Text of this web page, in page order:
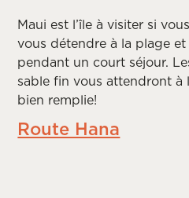
Maui est l’île à visiter si
vous détendre à la plage et
pendant un court séjour.
sable fin vous attendront à
bien remplie!
Route Hana